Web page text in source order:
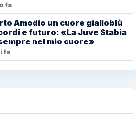
fa
Amodio un cuore gialloblù
e futuro: «La Juve Stabia
nel mio cuore»
fa